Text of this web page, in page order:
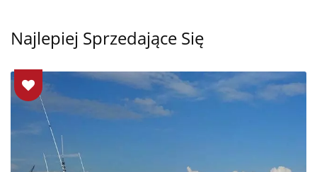
Najlepiej Sprzedające Się